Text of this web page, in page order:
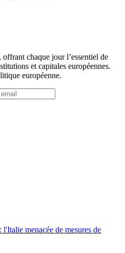
chaque jour l’essentiel de
et capitales européennes.
européenne.
menacée de mesures de